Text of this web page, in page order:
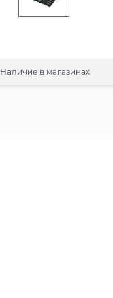
Наличие в магазинах